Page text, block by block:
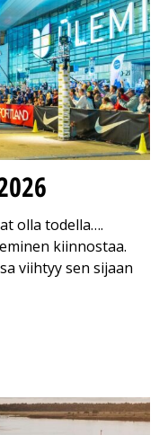
olla todella….
kiinnostaa.
viihtyy sen sijaan